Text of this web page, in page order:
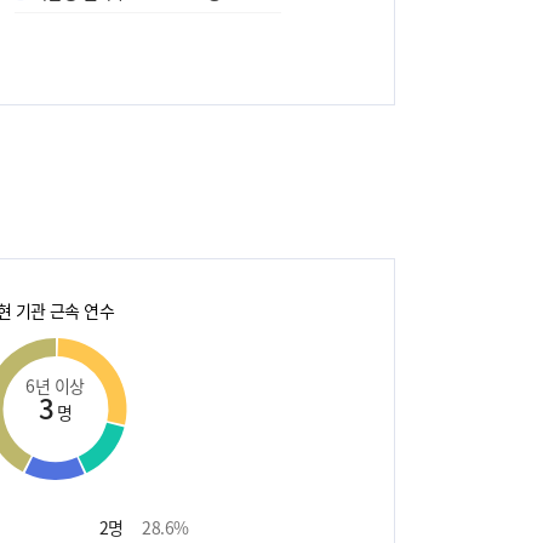
기관 근속 연수
6년 이상
3 명
2명 28.6%